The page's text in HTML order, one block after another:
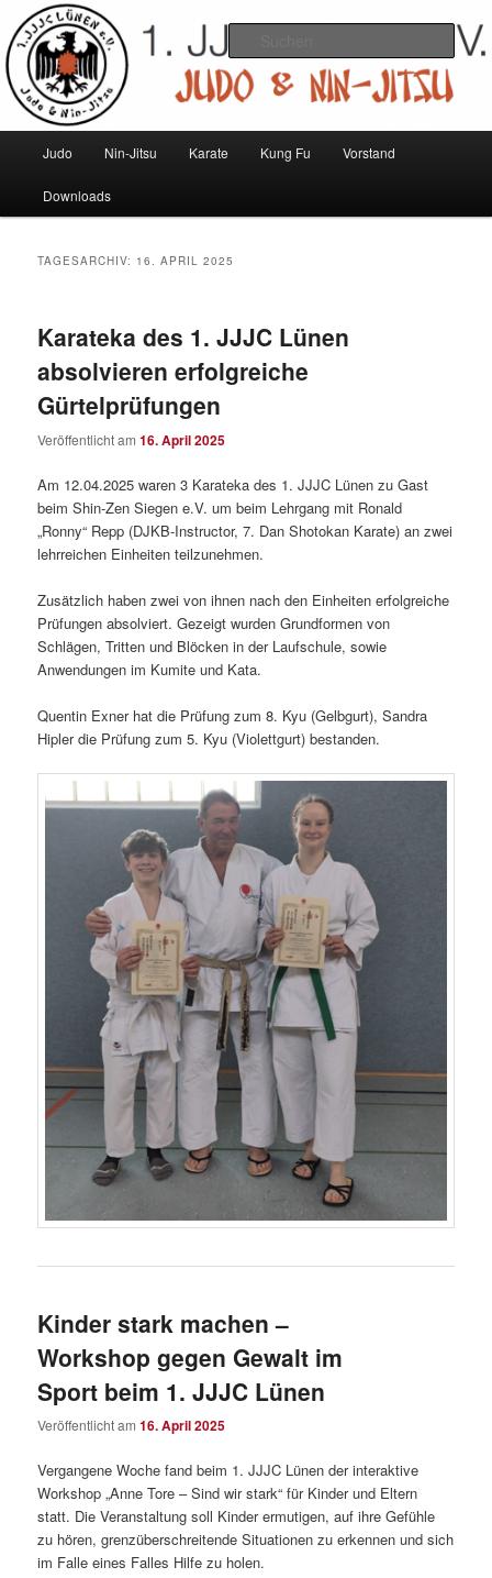
primären
Inhalt
springen
sekundären
Inhalt
springen1. JJJC Lünen e.V.
Judo und Ninjitsu
Judo Nin-Jitsu Karate Kung Fu Vorstand
Downloads
TAGESARCHIV: 16. APRIL 2025
Karateka des 1. JJJC Lünen
absolvieren erfolgreiche
Gürtelprüfungen
Veröffentlicht am16. April 2025
Am 12.04.2025 waren 3 Karateka des 1. JJJC Lünen zu Gast
beim Shin-Zen Siegen e.V. um beim Lehrgang mit Ronald
„Ronny“ Repp (DJKB-Instructor, 7. Dan Shotokan Karate) an zwei
lehrreichen Einheiten teilzunehmen.
Zusätzlich haben zwei von ihnen nach den Einheiten erfolgreiche
Prüfungen absolviert. Gezeigt wurden Grundformen von
Schlägen, Tritten und Blöcken in der Laufschule, sowie
Anwendungen im Kumite und Kata.
Quentin Exner hat die Prüfung zum 8. Kyu (Gelbgurt), Sandra
Hipler die Prüfung zum 5. Kyu (Violettgurt) bestanden.
Kinder stark machen –
Workshop gegen Gewalt im
Sport beim 1. JJJC Lünen
Veröffentlicht am16. April 2025
Vergangene Woche fand beim 1. JJJC Lünen der interaktive
Workshop „Anne Tore – Sind wir stark“ für Kinder und Eltern
statt. Die Veranstaltung soll Kinder ermutigen, auf ihre Gefühle
zu hören, grenzüberschreitende Situationen zu erkennen und sich
im Falle eines Falles Hilfe zu holen.